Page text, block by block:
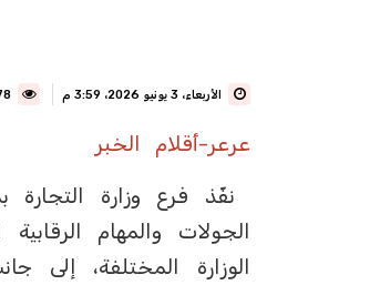
الأربعاء، 3 يونيو 2026، 3:59 م
عرعر-أقلام الخبر